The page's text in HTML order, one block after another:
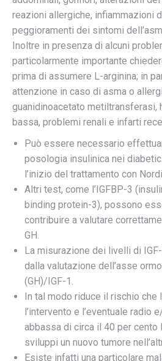
reazioni allergiche, infiammazioni
peggioramenti dei sintomi
Inoltre in presenza di alcuni
particolarmente importante
prima di assumere L-arginina; in
attenzione in caso di asma o
guanidinoacetato metiltransferasi,
bassa, problemi renali e infarti
Può essere necessario
posologia insulinica nei
l’inizio del trattamento con
Altri test, come l’IGFBP-3
binding protein-3), possono
contribuire a valutare
GH.
La misurazione dei livelli di
dalla valutazione dell’asse
(GH)/IGF-1.
In tal modo riduce il rischio che
l’intervento e l’eventuale radio
abbassa di circa il 40 per cento
sviluppi un nuovo tumore
Esiste infatti una particolare